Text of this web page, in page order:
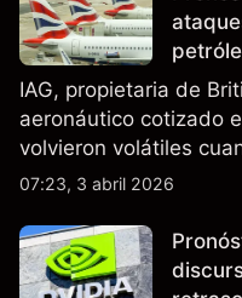
IAG, propietaria de
aeronáutico cotizado
volvieron volátiles
$105 y los cierres del
no es un indicador
07:23, 3 abril 2026